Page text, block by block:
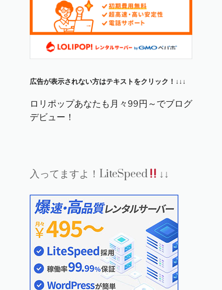
広告が表示されない方はテキストをクリック！↓↓↓
ロリポップあなたも月々99円～でブログ
デビュー！
入ってますよ！LiteSpeed ↓↓